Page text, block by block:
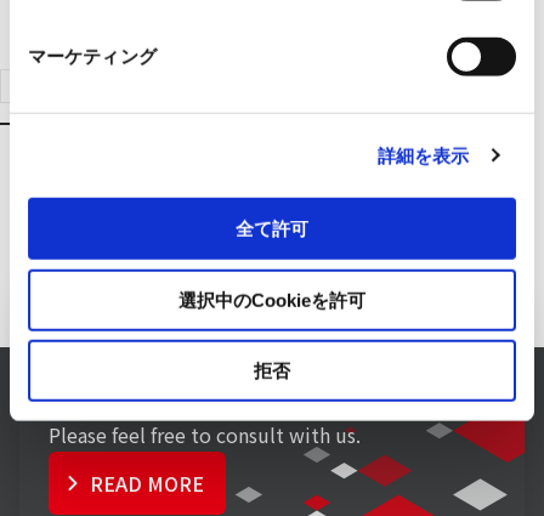
マーケティング
詳細を表示
全て許可
選択中のCookieを許可
拒否
Inquiry to Electronics Business
RYODEN solves any concerns about Electronics.
Please feel free to consult with us.
READ MORE